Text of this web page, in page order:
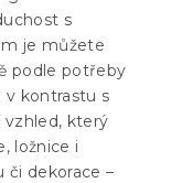
s
je můžete
podle potřeby
v kontrastu s
který
ložnice i
či dekorace –